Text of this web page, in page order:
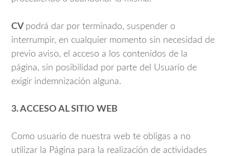
CV podrá dar por terminado, suspender o
interrumpir, en cualquier momento sin necesidad de
previo aviso, el acceso a los contenidos de la
página, sin posibilidad por parte del Usuario de
exigir indemnización alguna.
3. ACCESO AL SITIO WEB
Como usuario de nuestra web te obligas a no
utilizar la Página para la realización de actividades